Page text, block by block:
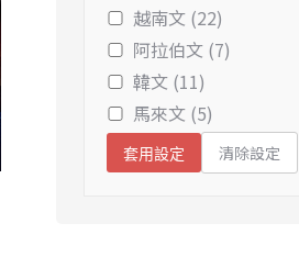
越南文 (22)
阿拉伯文 (7)
韓文 (11)
馬來文 (5)
套用設定 清除設定